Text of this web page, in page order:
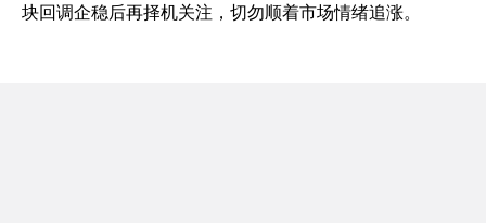
块回调企稳后再择机关注，切勿顺着市场情绪追涨。